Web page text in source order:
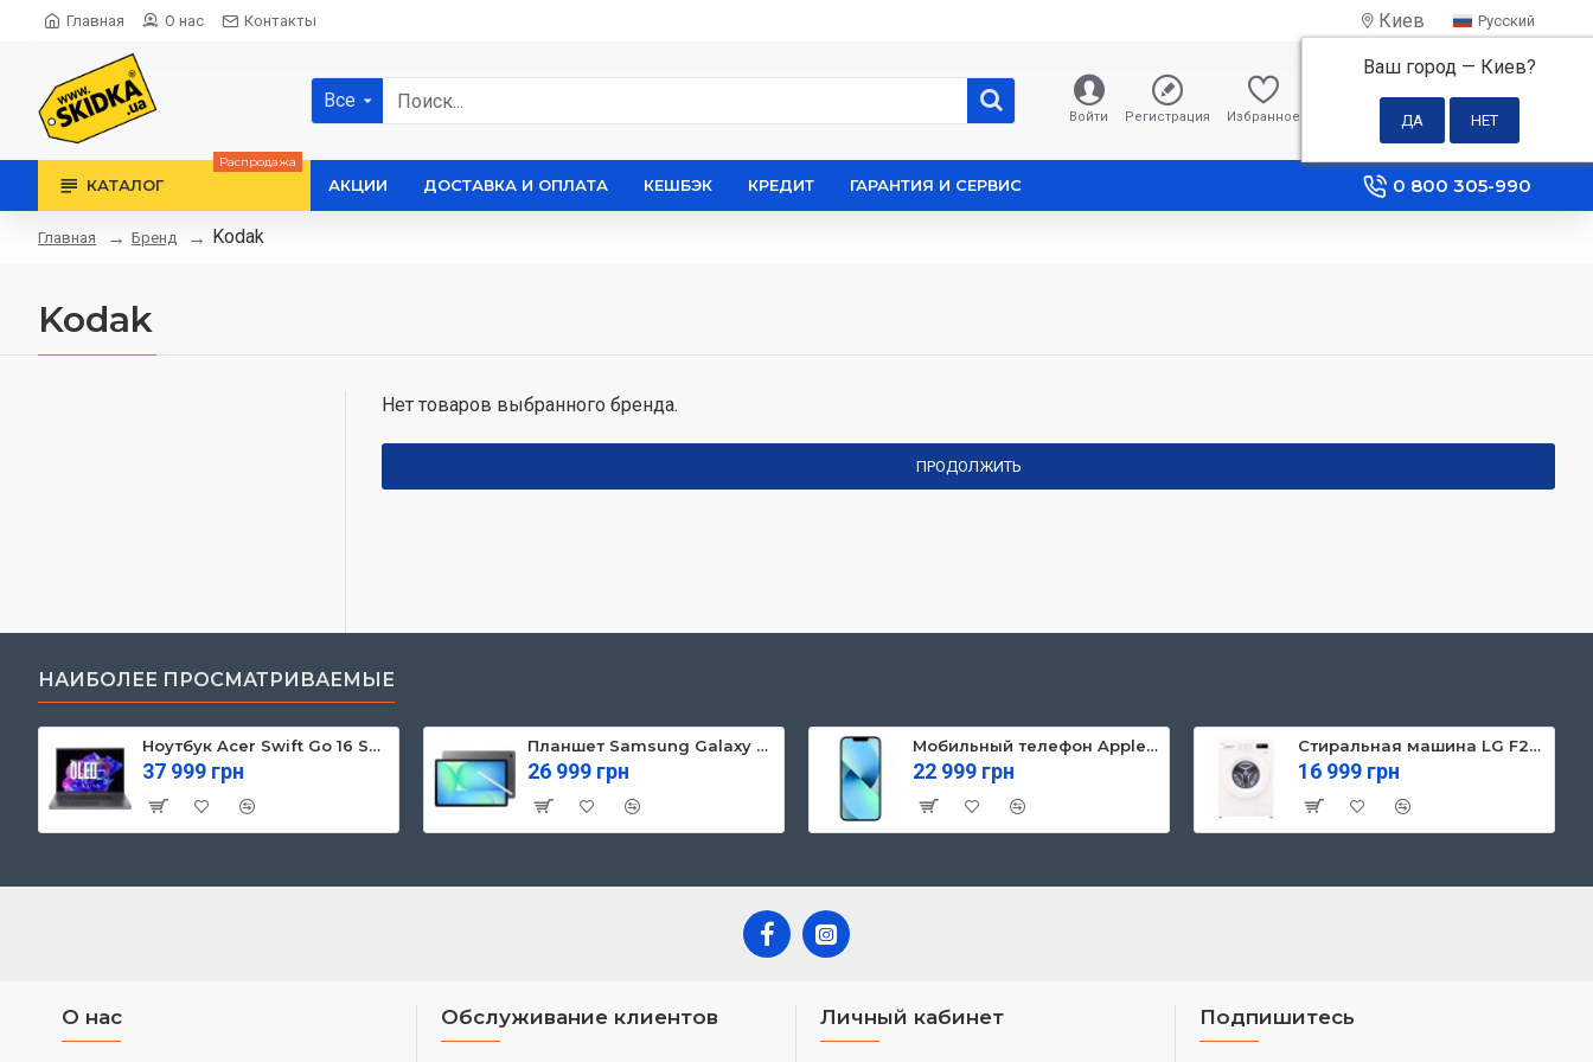
Главная О нас Контакты Киев
Ваш город — Киев?
Русский
Все
Войти Регистрация Избранное
0 грн
КАТАЛОГ
Распродажа
АКЦИИ ДОСТАВКА И ОПЛАТА КЕШБЭК КРЕДИТ ГАРАНТИЯ И СЕРВИС 0 800 305-990
Главная Бренд Kodak
Kodak
Нет товаров выбранного бренда.
ПРОДОЛЖИТЬ
НАИБОЛЕЕ ПРОСМАТРИВАЕМЫЕ
Ноутбук Acer Swift Go 16 SFG16-71 (NX.KVZEU.003)
37 999 грн
Планшет Samsung Galaxy Tab S10 FE 5G 8/128GB Gray (SM-X526BZAREUC)
26 999 грн
Мобильный телефон Apple iPhone 13 128GB Starlight (MLPG3)
22 999 грн
Стиральная машина LG F2Y1NS3W
16 999 грн
О нас Обслуживание клиентов Личный кабинет Подпишитесь